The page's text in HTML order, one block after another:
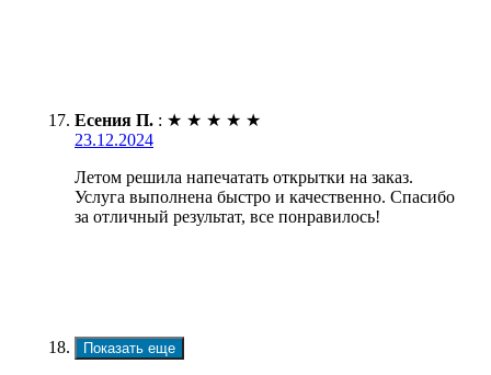
Есения П. : ★ ★ ★ ★ ★
23.12.2024
Летом решила напечатать открытки на заказ.
Услуга выполнена быстро и качественно. Спасибо
за отличный результат, все понравилось!
Показать еще